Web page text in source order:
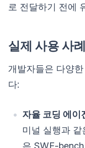
로 전달하기 전에
실제 사용 사
개발자들은 다양
다:
자율 코딩 에이
미널 실행과